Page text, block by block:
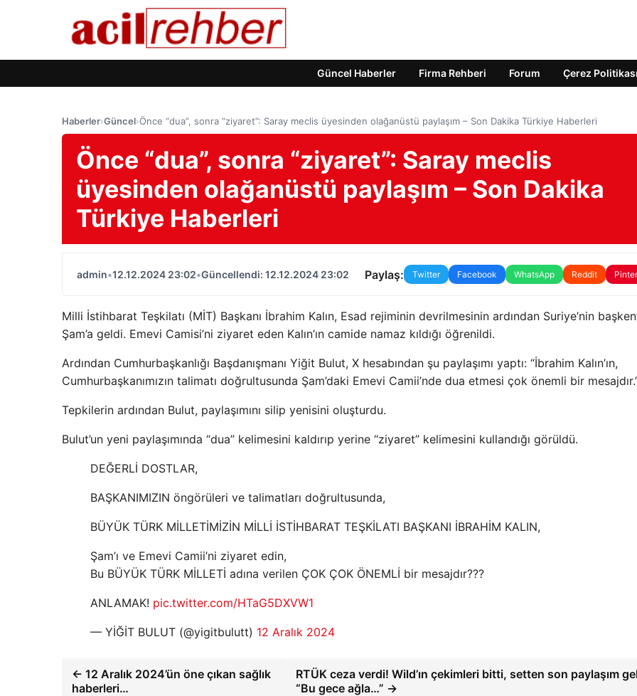
Güncel Haberler Firma Rehberi Forum Çerez Politikası
Haberler›Güncel›Önce “dua”, sonra “ziyaret”: Saray meclis üyesinden olağanüstü paylaşım – Son Dakika Türkiye Haberleri
Önce “dua”, sonra “ziyaret”: Saray meclis
üyesinden olağanüstü paylaşım – Son Dakika
Türkiye Haberleri
admin•12.12.2024 23:02•Güncellendi: 12.12.2024 23:02 Paylaş: Twitter Facebook WhatsApp Reddit
Milli İstihbarat Teşkilatı (MİT) Başkanı İbrahim Kalın, Esad rejiminin devrilmesinin ardından Suriye’nin
Şam’a geldi. Emevi Camisi’ni ziyaret eden Kalın’ın camide namaz kıldığı öğrenildi.
Ardından Cumhurbaşkanlığı Başdanışmanı Yiğit Bulut, X hesabından şu paylaşımı yaptı: “İbrahim Kalın’ın,
Cumhurbaşkanımızın talimatı doğrultusunda Şam’daki Emevi Camii’nde dua etmesi çok önemli bir
Tepkilerin ardından Bulut, paylaşımını silip yenisini oluşturdu.
Bulut’un yeni paylaşımında “dua” kelimesini kaldırıp yerine “ziyaret” kelimesini kullandığı görüldü.
DEĞERLİ DOSTLAR,
BAŞKANIMIZIN öngörüleri ve talimatları doğrultusunda,
BÜYÜK TÜRK MİLLETİMİZİN MİLLİ İSTİHBARAT TEŞKİLATI BAŞKANI İBRAHİM KALIN,
Şam’ı ve Emevi Camii’ni ziyaret edin,
Bu BÜYÜK TÜRK MİLLETİ adına verilen ÇOK ÇOK ÖNEMLİ bir mesajdır???
ANLAMAK! pic.twitter.com/HTaG5DXVW1
— YİĞİT BULUT (@yigitbulutt) 12 Aralık 2024
← 12 Aralık 2024’ün öne çıkan sağlık
haberleri…
RTÜK ceza verdi! Wild’ın çekimleri bitti, setten son paylaşım
“Bu gece ağla…” →